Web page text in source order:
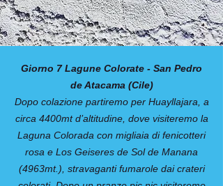
Giorno 7 Lagune Colorate - San Pedro
de Atacama (Cile)
Dopo colazione partiremo per Huayllajara, a
circa 4400mt d’altitudine, dove visiteremo la
Laguna Colorada con migliaia di fenicotteri
rosa e Los Geiseres de Sol de Manana
(4963mt.), stravaganti fumarole dai crateri